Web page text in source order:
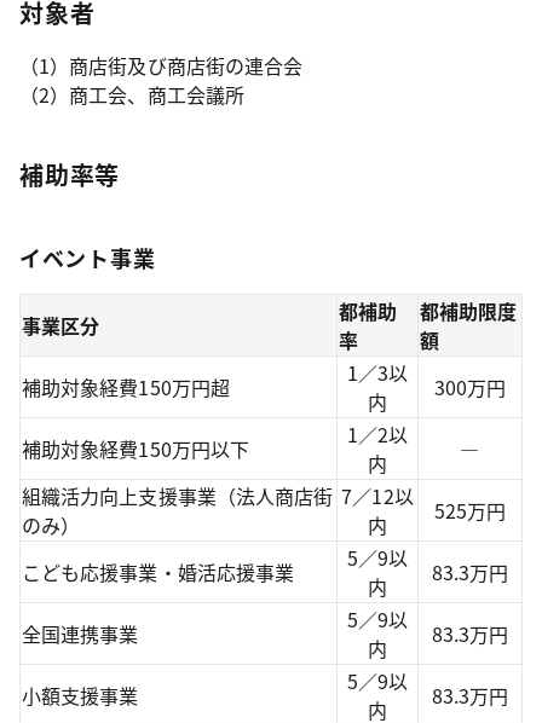
対象者
（1）商店街及び商店街の連合会
（2）商工会、商工会議所
補助率等
イベント事業
事業区分
都補助
率
都補助限度
額
補助対象経費150万円超
1／3以
内
300万円
補助対象経費150万円以下
1／2以
内
―
組織活力向上支援事業（法人商店街
のみ）
7／12以
内
525万円
こども応援事業・婚活応援事業
5／9以
内
83.3万円
全国連携事業
5／9以
内
83.3万円
小額支援事業
5／9以
内
83.3万円